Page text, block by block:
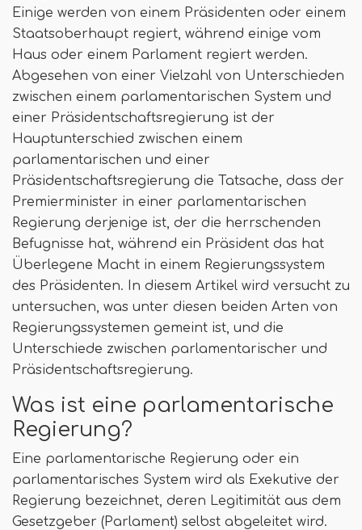
Einige werden von einem Präsidenten oder einem
Staatsoberhaupt regiert, während einige vom
Haus oder einem Parlament regiert werden.
Abgesehen von einer Vielzahl von Unterschieden
zwischen einem parlamentarischen System und
einer Präsidentschaftsregierung ist der
Hauptunterschied zwischen einem
parlamentarischen und einer
Präsidentschaftsregierung die Tatsache, dass der
Premierminister in einer parlamentarischen
Regierung derjenige ist, der die herrschenden
Befugnisse hat, während ein Präsident das hat
Überlegene Macht in einem Regierungssystem
des Präsidenten. In diesem Artikel wird versucht zu
untersuchen, was unter diesen beiden Arten von
Regierungssystemen gemeint ist, und die
Unterschiede zwischen parlamentarischer und
Präsidentschaftsregierung.
Was ist eine parlamentarische
Regierung?
Eine parlamentarische Regierung oder ein
parlamentarisches System wird als Exekutive der
Regierung bezeichnet, deren Legitimität aus dem
Gesetzgeber (Parlament) selbst abgeleitet wird.